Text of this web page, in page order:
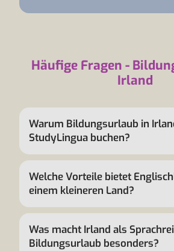
Häufige Fragen -
Irland
Warum Bildungsurlaub in
StudyLingua buchen?
Welche Vorteile bietet
einem kleineren Land?
Was macht Irland als
Bildungsurlaub besonders?